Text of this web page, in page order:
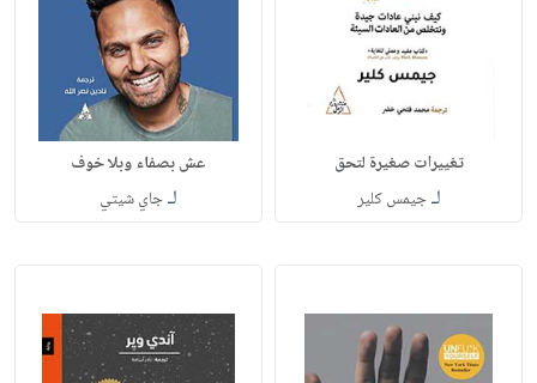
تغييرات صغيرة لتحق
لـجيمس كلير
عش بصفاء وبلا خوف
لـجاي شيتي